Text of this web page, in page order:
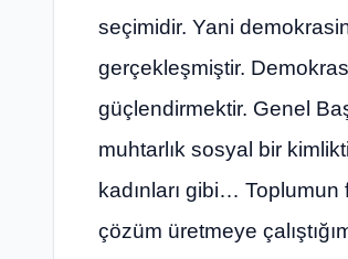
seçimidir. Yani
gerçekleşmiştir.
güçlendirmektir. Genel
muhtarlık sosyal bir
kadınları gibi… Toplumun
çözüm üretmeye